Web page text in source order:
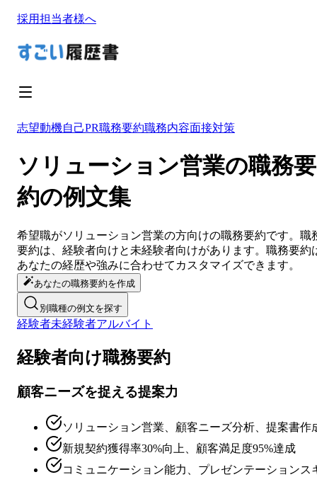
採用担当者様へ
志望動機自己PR職務要約職務内容面接対策
ソリューション営業の職務要
約の例文集
希望職がソリューション営業の方向けの職務要約です。 職
要約は、経験者向けと未経験者向けがあります。 職務要約
あなたの経歴や強みに合わせてカスタマイズできます。
あなたの職務要約を作成
別職種の例文を探す
経験者未経験者アルバイト
経験者向け職務要約
顧客ニーズを捉える提案力
ソリューション営業、顧客ニーズ分析、提案書作
新規契約獲得率30%向上、顧客満足度95%達成
コミュニケーション能力、プレゼンテーションス